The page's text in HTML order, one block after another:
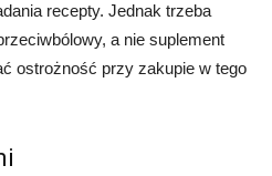
recepty. Jednak trzeba
a nie suplement
ostrożność przy zakupie w tego